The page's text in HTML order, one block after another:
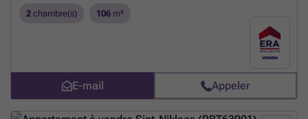
2 chambre(s) 106 m²
E-mail Appeler